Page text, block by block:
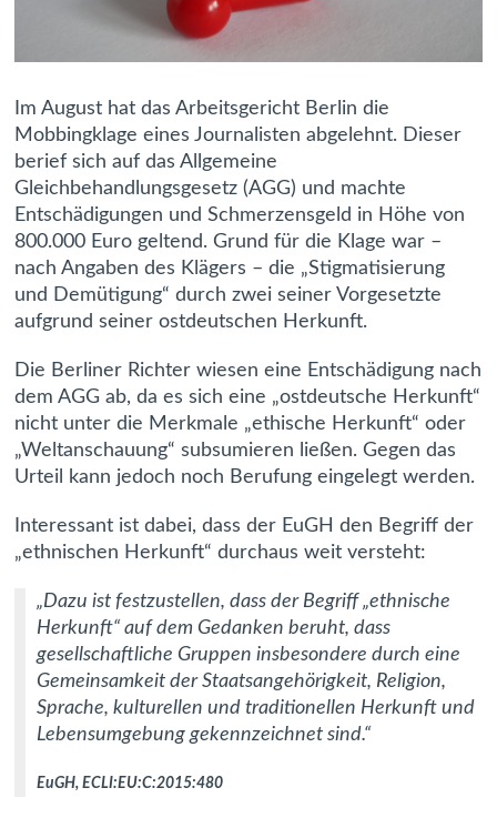
Im August hat das Arbeitsgericht Berlin die
Mobbingklage eines Journalisten abgelehnt. Dieser
berief sich auf das Allgemeine
Gleichbehandlungsgesetz (AGG) und machte
Entschädigungen und Schmerzensgeld in Höhe von
800.000 Euro geltend. Grund für die Klage war –
nach Angaben des Klägers – die „Stigmatisierung
und Demütigung“ durch zwei seiner Vorgesetzte
aufgrund seiner ostdeutschen Herkunft.
Die Berliner Richter wiesen eine Entschädigung nach
dem AGG ab, da es sich eine „ostdeutsche Herkunft“
nicht unter die Merkmale „ethische Herkunft“ oder
„Weltanschauung“ subsumieren ließen. Gegen das
Urteil kann jedoch noch Berufung eingelegt werden.
Interessant ist dabei, dass der EuGH den Begriff der
„ethnischen Herkunft“ durchaus weit versteht:
„Dazu ist festzustellen, dass der Begriff „ethnische
Herkunft“ auf dem Gedanken beruht, dass
gesellschaftliche Gruppen insbesondere durch eine
Gemeinsamkeit der Staatsangehörigkeit, Religion,
Sprache, kulturellen und traditionellen Herkunft und
Lebensumgebung gekennzeichnet sind.“
EuGH, ECLI:EU:C:2015:480